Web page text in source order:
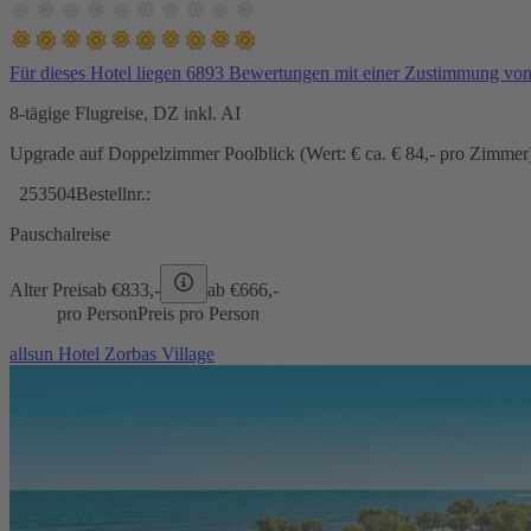
Für dieses Hotel liegen 6893 Bewertungen mit einer Zustimmung
8-tägige Flugreise, DZ inkl. AI
Upgrade auf Doppelzimmer Poolblick (Wert: € ca. € 84,- pro
253504Bestellnr.:
Pauschalreise
Alter Preisab €833,- ab €666,-
pro PersonPreis pro Person
allsun Hotel Zorbas Village